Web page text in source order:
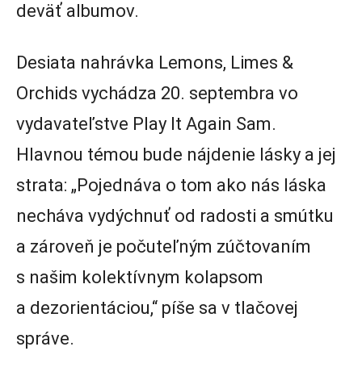
deväť albumov.
Desiata nahrávka Lemons, Limes &
Orchids vychádza 20. septembra vo
vydavateľstve Play It Again Sam.
Hlavnou témou bude nájdenie lásky a jej
strata: „Pojednáva o tom ako nás láska
necháva vydýchnuť od radosti a smútku
a zároveň je počuteľným zúčtovaním
s našim kolektívnym kolapsom
a dezorientáciou,“ píše sa v tlačovej
správe.